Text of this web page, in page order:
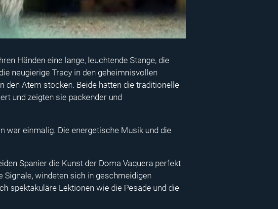
Händen eine lange, leuchtende Stange, die
neugierige Tracy in den geheimnisvollen
den Atem stocken. Beide hatten die traditionelle
und zeigten sie packender und
war einmalig. Die energetische Musik und die
Spanier die Kunst der Doma Vaquera perfekt
windeten sich in geschmeidigen
spektakuläre Lektionen wie die Pesade und die